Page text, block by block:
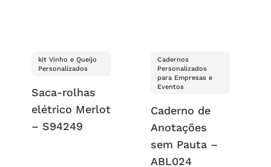
kit Vinho e Queijo
Personalizados
Saca-rolhas
elétrico Merlot
– S94249
Cadernos
Personalizados
para Empresas e
Eventos
Caderno de
Anotações
sem Pauta –
ABL024